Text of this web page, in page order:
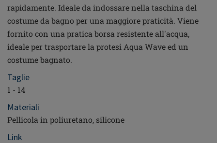
rapidamente. Ideale da indossare nella taschina del
costume da bagno per una maggiore praticità. Viene
fornito con una pratica borsa resistente all'acqua,
ideale per trasportare la protesi Aqua Wave ed un
costume bagnato.
Taglie
1 - 14
Materiali
Pellicola in poliuretano, silicone
Link